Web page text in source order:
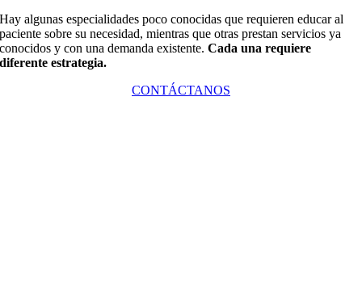
Hay algunas especialidades poco conocidas que requieren educar al
paciente sobre su necesidad, mientras que otras prestan servicios ya
conocidos y con una demanda existente.Cada una requiere
diferente estrategia.
CONTÁCTANOS